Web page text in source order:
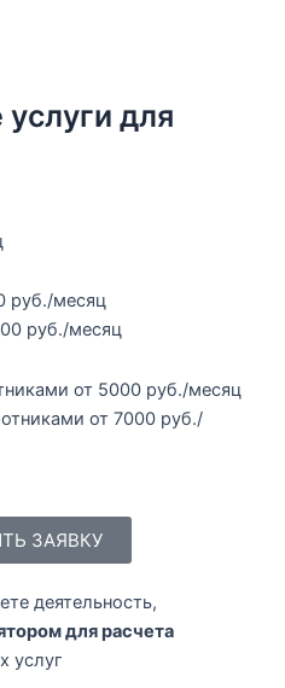
услуги для
руб./месяц
руб./месяц
от 5000 руб./месяц
от 7000 руб./
ЗАЯВКУ
деятельность,
для расчета
услуг